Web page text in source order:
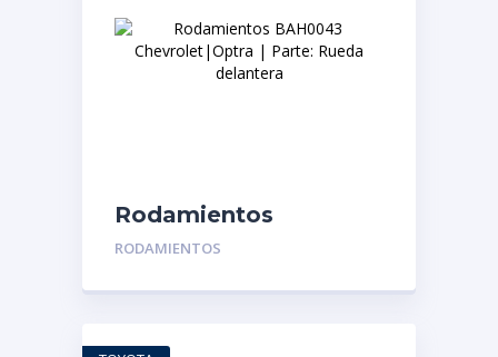
Rodamientos
BAH0043
Parte: Rueda
RODAMIENTOS